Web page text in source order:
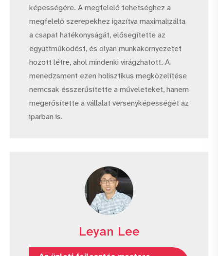
képességére. A megfelelő tehetséghez a
megfelelő szerepekhez igazítva maximalizálta
a csapat hatékonyságát, elősegítette az
együttműködést, és olyan munkakörnyezetet
hozott létre, ahol mindenki virágzhatott. A
menedzsment ezen holisztikus megközelítése
nemcsak ésszerűsítette a műveleteket, hanem
megerősítette a vállalat versenyképességét az
iparban is.
Leyan Lee